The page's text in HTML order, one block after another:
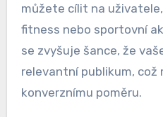
můžete cílit na
fitness nebo sportovní
se zvyšuje šance, že
relevantní publikum, což
konverznímu poměru.